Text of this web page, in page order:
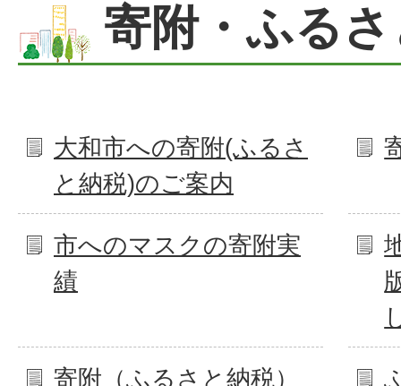
寄附・ふる
大和市への寄附(ふるさ
と納税)のご案内
市へのマスクの寄附実
績
寄附（ふるさと納税）